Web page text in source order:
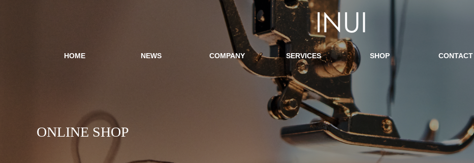
HOME NEWS COMPANY SERVICES SHOP CONTACT
ONLINE SHOP